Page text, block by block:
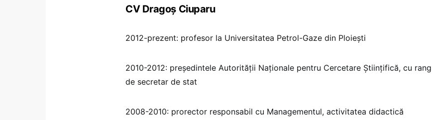
CV Dragoș Ciuparu
2012-prezent: profesor la Universitatea Petrol-Gaze din Ploieşti
2010-2012: președintele Autorității Naționale pentru Cercetare Ştiinţifică, cu rang
de secretar de stat
2008-2010: prorector responsabil cu Managementul, activitatea didactică